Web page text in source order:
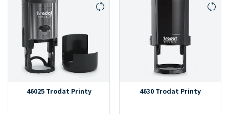
46025 Trodat Printy 4630 Trodat Printy